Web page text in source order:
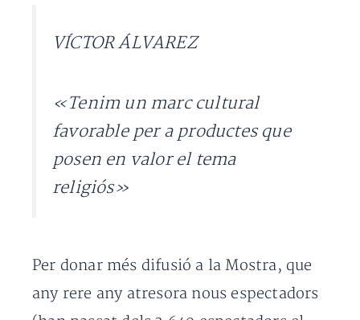
VÍCTOR ÁLVAREZ
«Tenim un marc cultural
favorable per a productes que
posen en valor el tema
religiós»
Per donar més difusió a la Mostra, que
any rere any atresora nous espectadors